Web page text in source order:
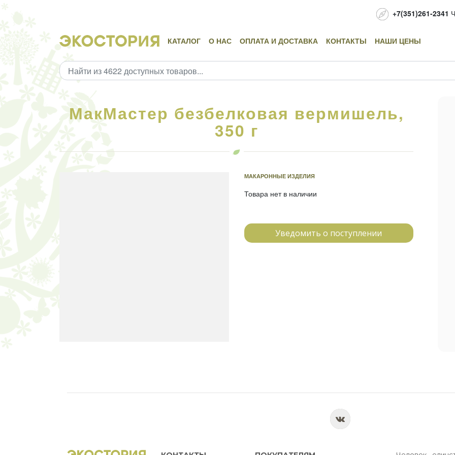
+7(351)261-2341
КАТАЛОГ О НАС ОПЛАТА И ДОСТАВКА КОНТАКТЫ НАШИ ЦЕНЫ
МакМастер безбелковая вермишель,
350 г
МАКАРОННЫЕ ИЗДЕЛИЯ
Товара нет в наличии
Уведомить о поступлении